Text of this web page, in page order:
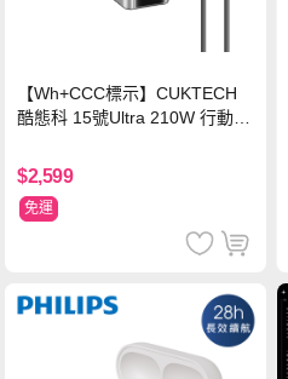
【Wh+CCC標示】CUKTECH
酷態科 15號Ultra 210W 行動電
$2,599
免運